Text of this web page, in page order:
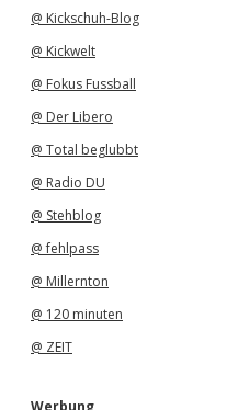
@ Kickschuh-Blog
@ Kickwelt
@ Fokus Fussball
@ Der Libero
@ Total beglubbt
@ Radio DU
@ Stehblog
@ fehlpass
@ Millernton
@ 120 minuten
@ ZEIT
Werbung